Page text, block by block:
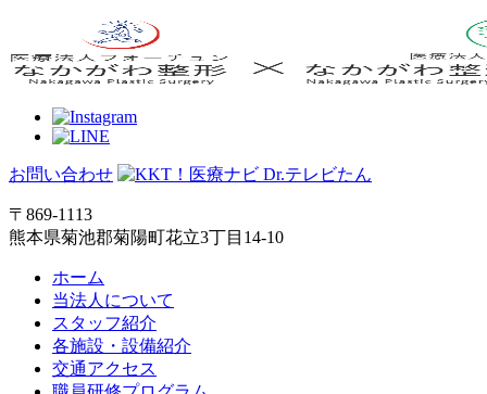
お問い合わせ
〒869-1113
熊本県菊池郡菊陽町花立3丁目14-10
ホーム
当法人について
スタッフ紹介
各施設・設備紹介
交通アクセス